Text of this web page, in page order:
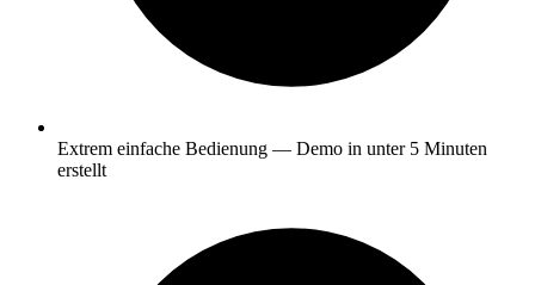
Extrem einfache Bedienung — Demo in unter 5 Minuten
erstellt